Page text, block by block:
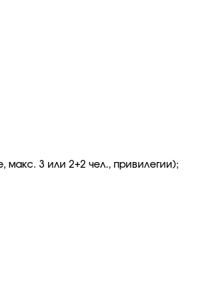
макс. 3 или 2+2 чел., привилегии);